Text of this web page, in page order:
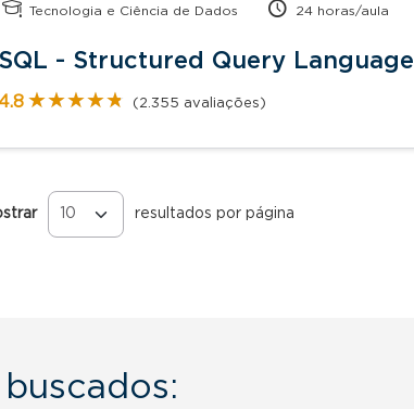
Tecnologia e Ciência de Dados 24 horas/aula
SQL - Structured Query Language
★★★★★
★★★★★ (2.355 avaliações)
resultados por página